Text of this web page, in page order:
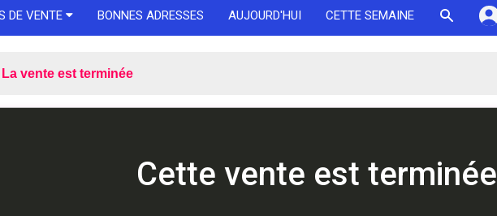
DE VENTE BONNES ADRESSES AUJOURD'HUI CETTE SEMAINE
La vente est terminée
Cette vente est terminée